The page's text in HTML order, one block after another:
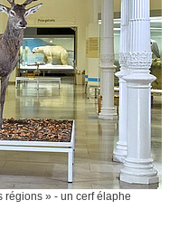
régions » - un cerf élaphe